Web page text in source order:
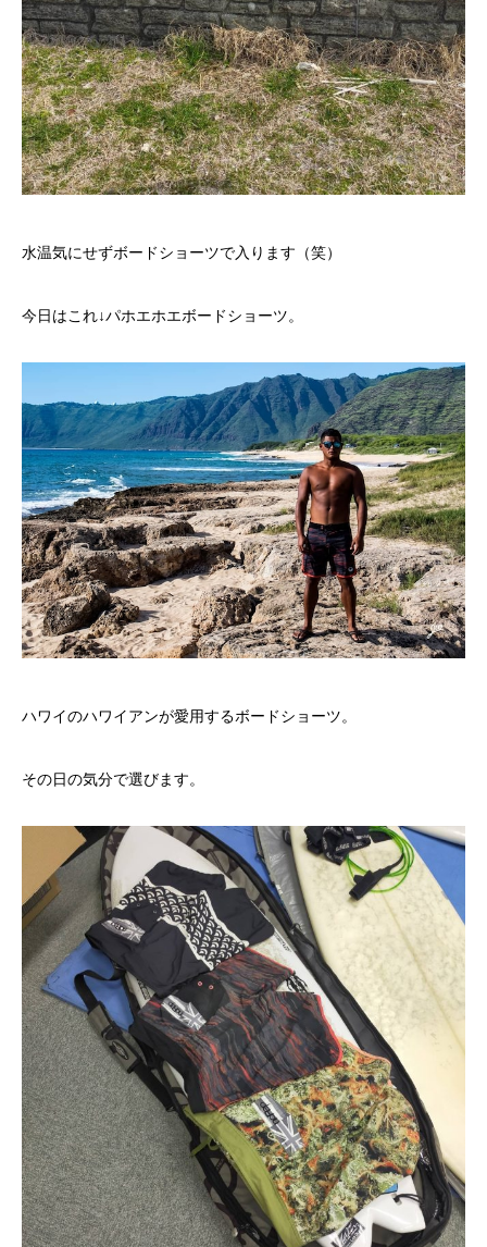
水温気にせずボードショーツで入ります（笑）
今日はこれ↓パホエホエボードショーツ。
ハワイのハワイアンが愛用するボードショーツ。
その日の気分で選びます。